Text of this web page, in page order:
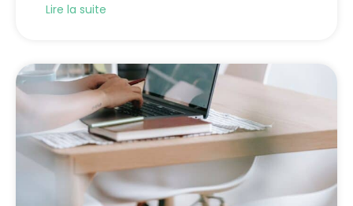
Lire la suite